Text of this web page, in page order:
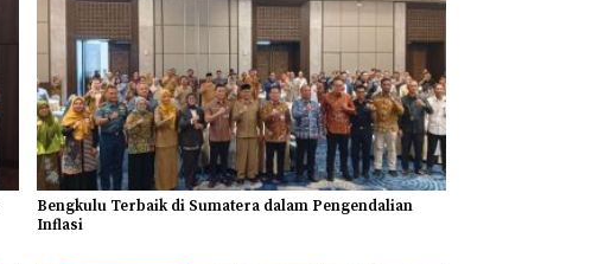
Bengkulu Terbaik di Sumatera dalam Pengendalian
Inflasi